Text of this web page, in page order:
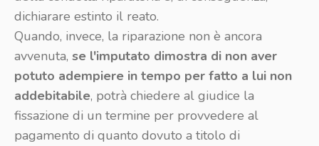
dichiarare estinto il reato.
Quando, invece, la riparazione non è ancora
avvenuta, se l'imputato dimostra di non aver
potuto adempiere in tempo per fatto a lui non
addebitabile, potrà chiedere al giudice la
fissazione di un termine per provvedere al
pagamento di quanto dovuto a titolo di